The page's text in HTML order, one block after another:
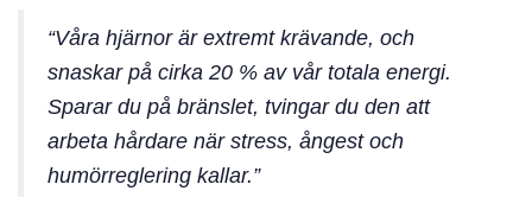
“Våra hjärnor är extremt krävande, och
snaskar på cirka 20 % av vår totala energi.
Sparar du på bränslet, tvingar du den att
arbeta hårdare när stress, ångest och
humörreglering kallar.”